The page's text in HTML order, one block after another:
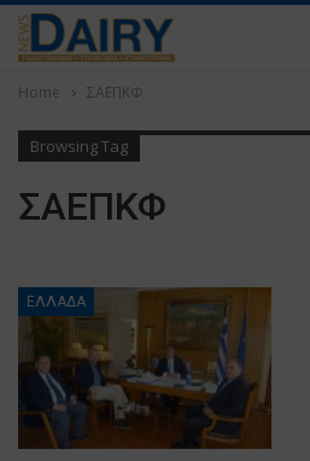
Home ΣΑΕΠΚΦ
Browsing Tag
ΣΑΕΠΚΦ
ΕΛΛΑΔΑ